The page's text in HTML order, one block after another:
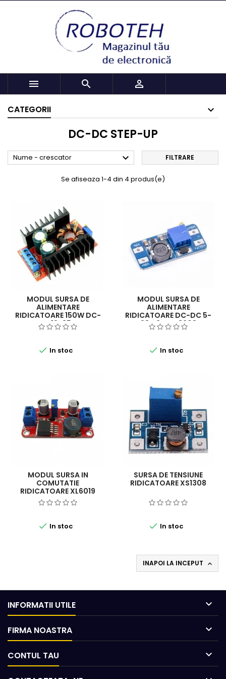
  
CATEGORII
DC-DC STEP-UP
Nume - crescator  FILTRARE
Se afiseaza 1-4 din 4 produs(e)
MODUL SURSA DE
ALIMENTARE
RIDICATOARE 150W DC-
DC 12-35 V
 In stoc
MODUL SURSA DE
ALIMENTARE
RIDICATOARE DC-DC 5-
28V 2A MT3608
 In stoc
MODUL SURSA IN
COMUTATIE
RIDICATOARE XL6019
 In stoc
SURSA DE TENSIUNE
RIDICATOARE XS1308
 In stoc
INAPOI LA INCEPUT 
INFORMATII UTILE 
FIRMA NOASTRA 
CONTUL TAU 